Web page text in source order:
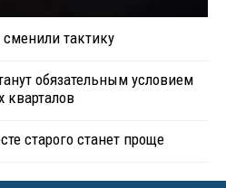
тактику
обязательным условием
кварталов
старого станет проще